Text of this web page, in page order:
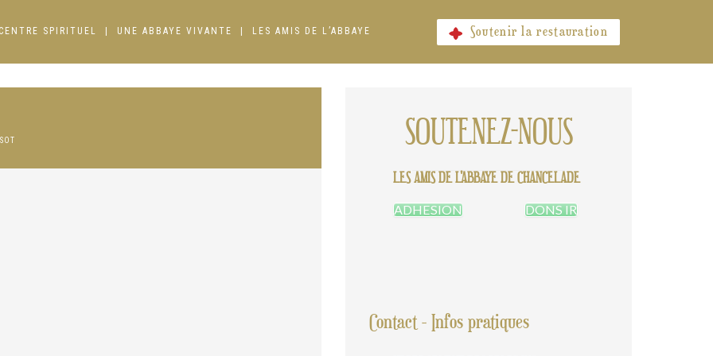
Soutenir la restauration
CENTRE SPIRITUEL UNE ABBAYE VIVANTE LES AMIS DE L’ABBAYE
SOUTENEZ-NOUS
LES AMIS DE L'ABBAYE DE CHANCELADE
ADHESION DONS IR
Contact - Infos pratiques